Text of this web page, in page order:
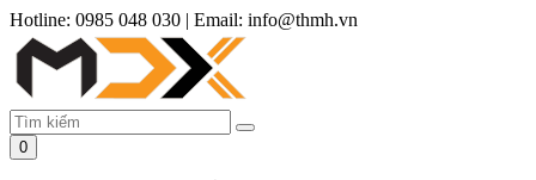
Hotline: 0985 048 030 | Email: info@thmh.vn
0